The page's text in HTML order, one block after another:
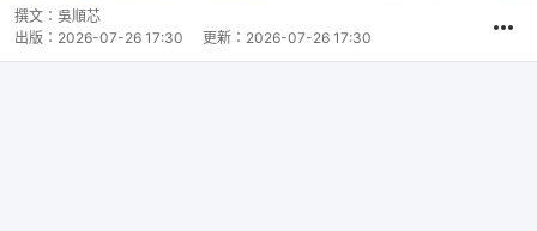
撰文： 吳順芯
出版： 2026-07-26 17:30 更新： 2026-07-26 17:30